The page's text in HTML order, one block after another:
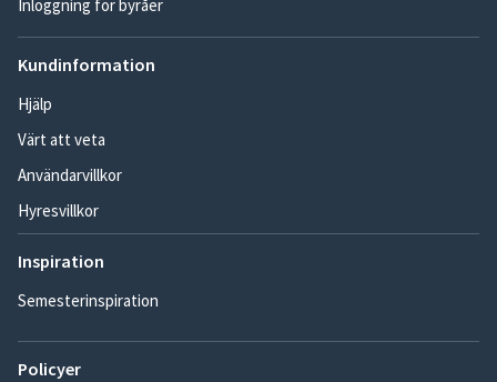
Inloggning för byråer
Kundinformation
Hjälp
Värt att veta
Användarvillkor
Hyresvillkor
Inspiration
Semesterinspiration
Policyer